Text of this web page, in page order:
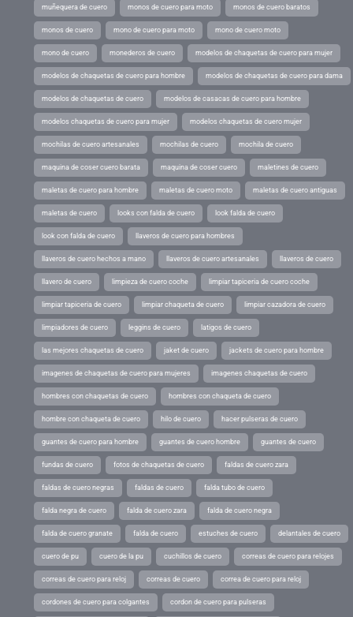
muñequera de cuero monos de cuero para moto monos de cuero baratos
monos de cuero mono de cuero para moto mono de cuero moto
mono de cuero monederos de cuero modelos de chaquetas de cuero para mujer
modelos de chaquetas de cuero para hombre modelos de chaquetas de cuero para dama
modelos de chaquetas de cuero modelos de casacas de cuero para hombre
modelos chaquetas de cuero para mujer modelos chaquetas de cuero mujer
mochilas de cuero artesanales mochilas de cuero mochila de cuero
maquina de coser cuero barata maquina de coser cuero maletines de cuero
maletas de cuero para hombre maletas de cuero moto maletas de cuero antiguas
maletas de cuero looks con falda de cuero look falda de cuero
look con falda de cuero llaveros de cuero para hombres
llaveros de cuero hechos a mano llaveros de cuero artesanales llaveros de cuero
llavero de cuero limpieza de cuero coche limpiar tapiceria de cuero coche
limpiar tapiceria de cuero limpiar chaqueta de cuero limpiar cazadora de cuero
limpiadores de cuero leggins de cuero latigos de cuero
las mejores chaquetas de cuero jaket de cuero jackets de cuero para hombre
imagenes de chaquetas de cuero para mujeres imagenes chaquetas de cuero
hombres con chaquetas de cuero hombres con chaqueta de cuero
hombre con chaqueta de cuero hilo de cuero hacer pulseras de cuero
guantes de cuero para hombre guantes de cuero hombre guantes de cuero
fundas de cuero fotos de chaquetas de cuero faldas de cuero zara
faldas de cuero negras faldas de cuero falda tubo de cuero
falda negra de cuero falda de cuero zara falda de cuero negra
falda de cuero granate falda de cuero estuches de cuero delantales de cuero
cuero de pu cuero de la pu cuchillos de cuero correas de cuero para relojes
correas de cuero para reloj correas de cuero correa de cuero para reloj
cordones de cuero para colgantes cordon de cuero para pulseras